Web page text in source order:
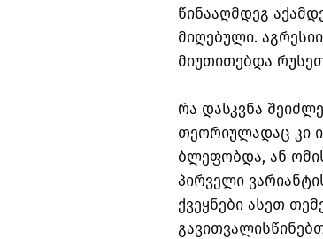
წინააღმდეგ
მიღებული.
მიუთითებდა
რა დასკვნა
თეორიულადაც კი
ბლეფობდა, ან
პირველი
ქვეყნები ასეთ